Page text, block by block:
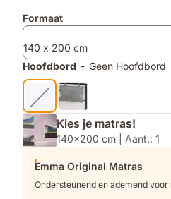
Extra
producten
Formaat
140 x 200 cm
Hoofdbord - Geen Hoofdbord
Kies je matras!
140x200 cm | Aant.: 1
Emma Original Matras
Ondersteunend en ademend